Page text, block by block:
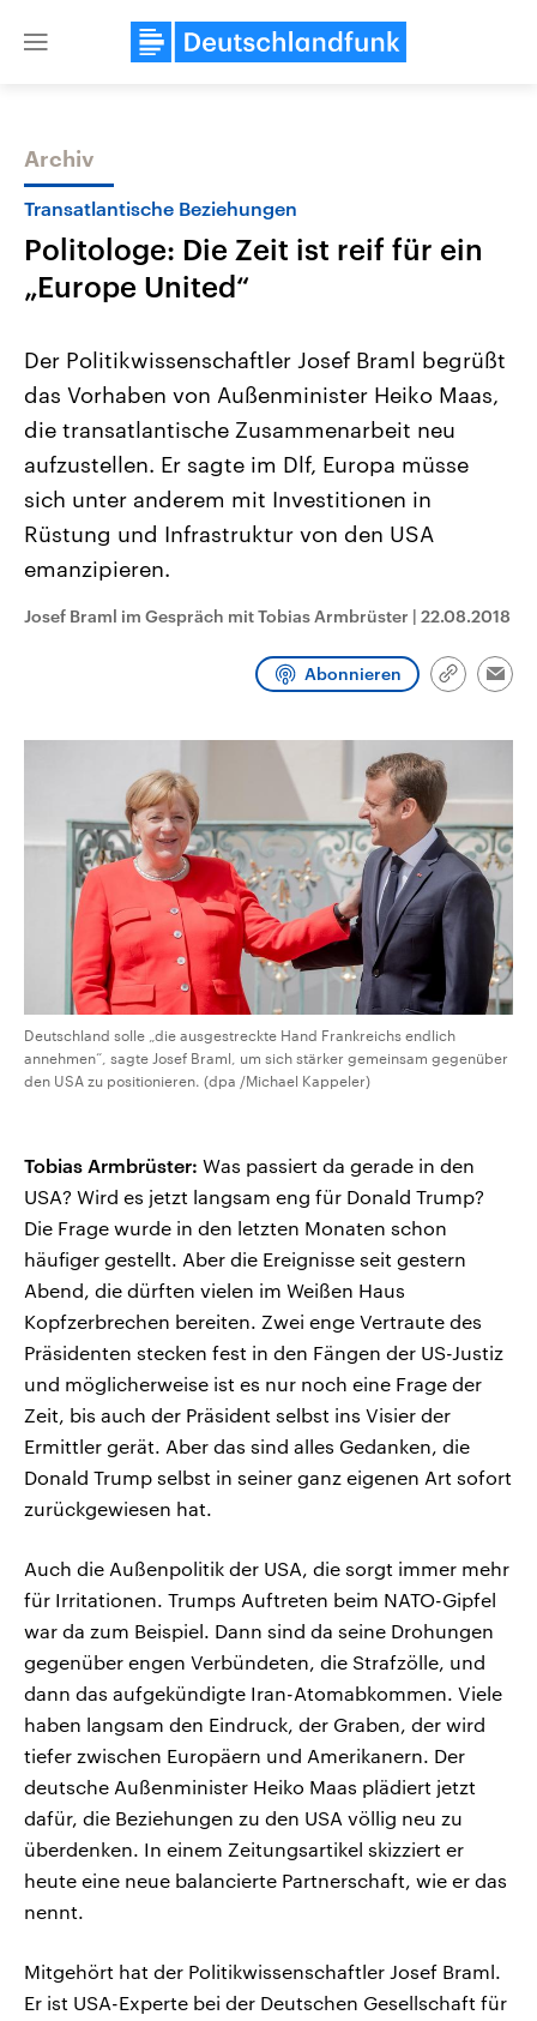
Close
Themen
Landtagswahl Sachsen-Anhalt
2026
Alle Informationen
Sachsen-Anhalt wählt am 6.
September 2026 einen neuen
Landtag. Seit 2021 wird das
Bundesland von einer Koalition aus
CDU, SPD und FDP regiert.-
Umfragen, Prognosen,
und Hintergründe zu den Parteien
und Kandidaten der anstehenden
Aktuelle Beiträge,
Hintergründe
Wirtschaftlich und
gehören die Vereinigten
den mächtigsten Ländern
mit großem Einfluss auf
Sendungen Programm Podcasts
Archiv
Transatlantische Beziehungen
Politologe: Die Zeit ist reif für ein
„Europe United“
Der Politikwissenschaftler Josef Braml begrüßt
das Vorhaben von Außenminister Heiko Maas,
die transatlantische Zusammenarbeit neu
aufzustellen. Er sagte im Dlf, Europa müsse
sich unter anderem mit Investitionen in
Rüstung und Infrastruktur von den USA
emanzipieren.
Josef Braml im Gespräch mit Tobias Armbrüster | 22.08.2018
Abonnieren
Link
Deutschland solle „die ausgestreckte Hand Frankreichs endlich
annehmen“, sagte Josef Braml, um sich stärker gemeinsam gegenüber
den USA zu positionieren. (dpa /Michael Kappeler)
Tobias Armbrüster: Was passiert da gerade in den
USA? Wird es jetzt langsam eng für Donald Trump?
Die Frage wurde in den letzten Monaten schon
häufiger gestellt. Aber die Ereignisse seit gestern
Abend, die dürften vielen im Weißen Haus
Kopfzerbrechen bereiten. Zwei enge Vertraute des
Präsidenten stecken fest in den Fängen der US-Justiz
und möglicherweise ist es nur noch eine Frage der
Zeit, bis auch der Präsident selbst ins Visier der
Ermittler gerät. Aber das sind alles Gedanken, die
Donald Trump selbst in seiner ganz eigenen Art sofort
zurückgewiesen hat.
Auch die Außenpolitik der USA, die sorgt immer mehr
für Irritationen. Trumps Auftreten beim NATO-Gipfel
war da zum Beispiel. Dann sind da seine Drohungen
gegenüber engen Verbündeten, die Strafzölle, und
dann das aufgekündigte Iran-Atomabkommen. Viele
haben langsam den Eindruck, der Graben, der wird
tiefer zwischen Europäern und Amerikanern. Der
deutsche Außenminister Heiko Maas plädiert jetzt
dafür, die Beziehungen zu den USA völlig neu zu
überdenken. In einem Zeitungsartikel skizziert er
heute eine neue balancierte Partnerschaft, wie er das
nennt.
Mitgehört hat der Politikwissenschaftler Josef Braml.
Er ist USA-Experte bei der Deutschen Gesellschaft für